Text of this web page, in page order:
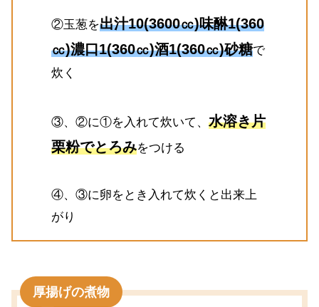
②玉葱を出汁10(3600㏄)味醂1(360
㏄)濃口1(360㏄)酒1(360㏄)砂糖で
炊く
③、②に①を入れて炊いて、水溶き片
栗粉でとろみをつける
④、③に卵をとき入れて炊くと出来上
がり
厚揚げの煮物